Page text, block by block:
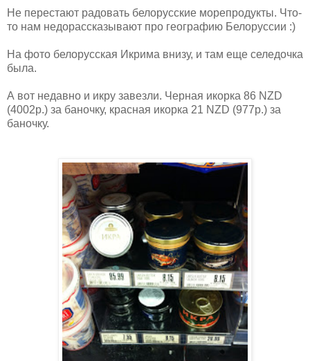
Не перестают радовать белорусские морепродукты. Что-
то нам недорассказывают про географию Белоруссии :)
На фото белорусская Икрима внизу, и там еще селедочка
была.
А вот недавно и икру завезли. Черная икорка 86 NZD
(4002р.) за баночку, красная икорка 21 NZD (977р.) за
баночку.